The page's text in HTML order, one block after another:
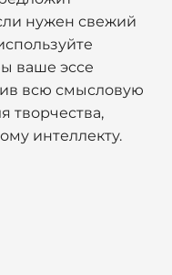
нужен свежий
ваше эссе
всю смысловую
творчества,
интеллекту.